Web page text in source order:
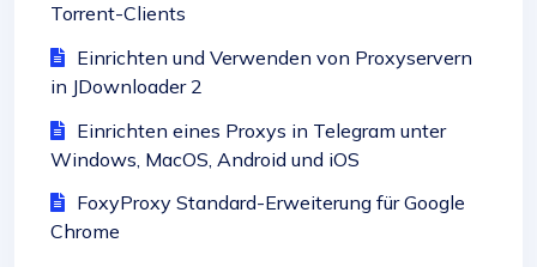
Torrent-Clients
Einrichten und Verwenden von Proxyservern
in JDownloader 2
Einrichten eines Proxys in Telegram unter
Windows, MacOS, Android und iOS
FoxyProxy Standard-Erweiterung für Google
Chrome